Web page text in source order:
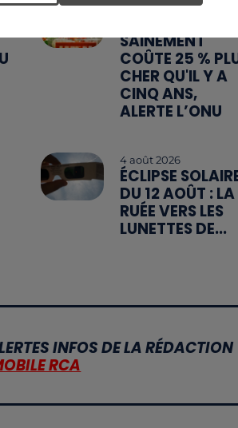
5 août 2026
SAINEMENT
COÛTE 25 %
CHER QU'IL Y A
CINQ ANS,
ALERTE L’ONU
4 août 2026
ÉCLIPSE
DU 12 AOÛT : LA
RUÉE VERS LES
LUNETTES DE...
INFOS DE LA RÉDACTION
RCA